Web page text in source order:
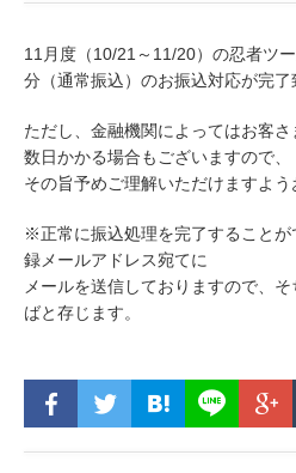
11月度（10/21～11/20）の忍者ツ
分（通常振込）のお振込対応が完了
ただし、金融機関によってはお客
数日かかる場合もございますので、
その旨予めご理解いただけますよう
※正常に振込処理を完了すること
録メールアドレス宛てに
メールを送信しておりますので、
ばと存じます。